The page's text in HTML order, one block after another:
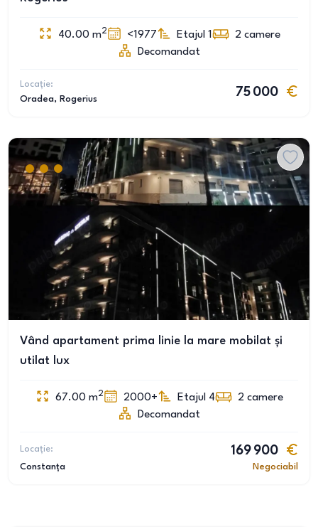
40.00 m2 <1977 Etajul 1 2 camere
Decomandat
Locație:
Oradea, Rogerius
75 000
Vând apartament prima linie la mare mobilat și
utilat lux
67.00 m2 2000+ Etajul 4 2 camere
Decomandat
Locație:
Constanța
169 900
Negociabil